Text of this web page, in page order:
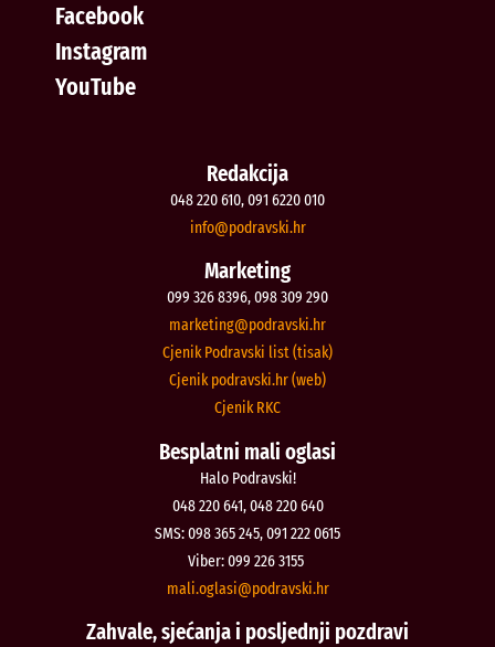
Facebook
Instagram
YouTube
Redakcija
048 220 610, 091 6220 010
rh.iksvardop
@ofni
Marketing
099 326 8396, 098 309 290
rh.iksvardop
@gnitekram
Cjenik Podravski list (tisak)
Cjenik podravski.hr (web)
Cjenik RKC
Besplatni mali oglasi
Halo Podravski!
048 220 641, 048 220 640
SMS: 098 365 245, 091 222 0615
Viber: 099 226 3155
rh.iksvardop
@isalgo.ilam
Zahvale, sjećanja i posljednji pozdravi